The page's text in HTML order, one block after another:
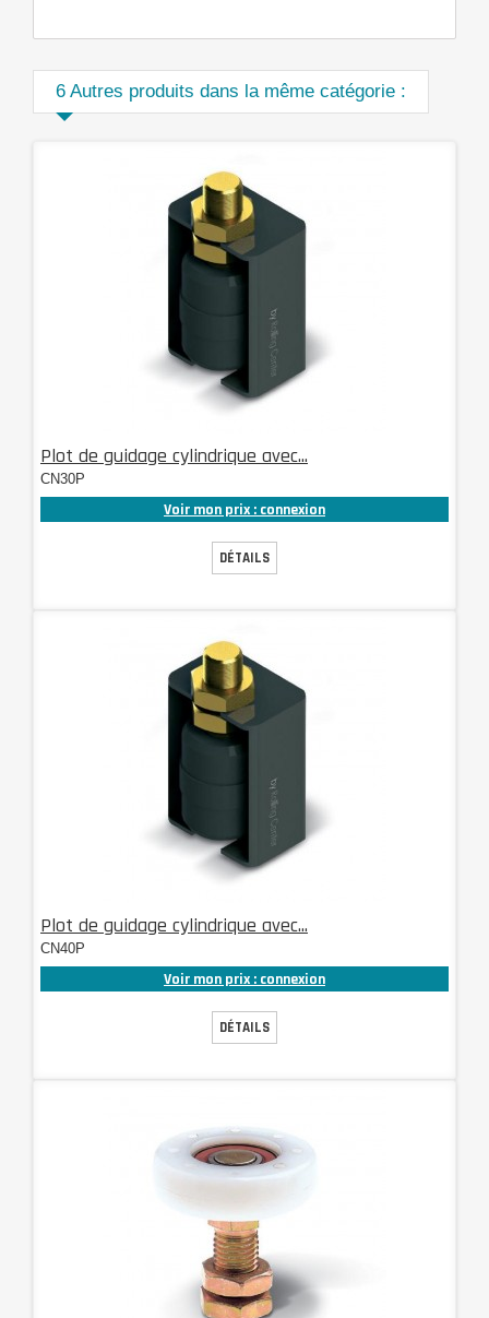
6 Autres produits dans la même catégorie :
Plot de guidage cylindrique avec...
CN30P
Voir mon prix : connexion
DÉTAILS
Plot de guidage cylindrique avec...
CN40P
Voir mon prix : connexion
DÉTAILS